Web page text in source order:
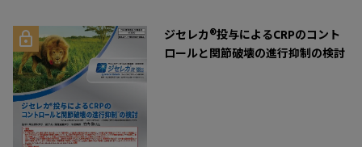
ジセレカ ®投与によるCRPのコント
ロールと関節破壊の進行抑制の検討